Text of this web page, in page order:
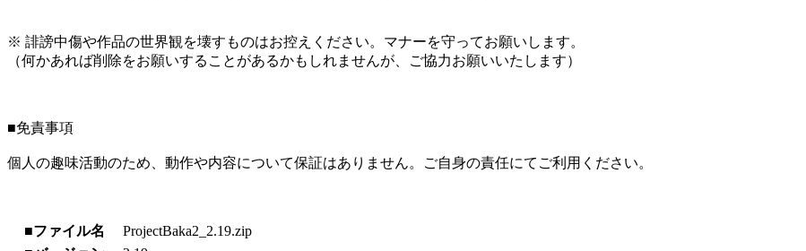
※ 誹謗中傷や作品の世界観を壊すものはお控えください。マナーを守ってお願いします。
（何かあれば削除をお願いすることがあるかもしれませんが、ご協力お願いいたします）
■免責事項
個人の趣味活動のため、動作や内容について保証はありません。ご自身の責任にてご利用ください。
■ファイル名
ProjectBaka2_2.19.zip